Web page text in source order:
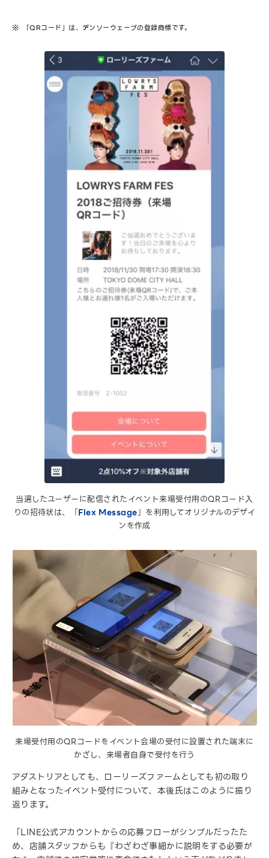
「QRコード」は、デンソーウェーブの登録商標です。
当選したユーザーに配信されたイベント来場受付用のQRコード入
りの招待状は、「Flex Message」を利用してオリジナルのデザイ
ンを作成
来場受付用のQRコードをイベント会場の受付に設置された端末に
かざし、来場者自身で受付を行う
アダストリアとしても、ローリーズファームとしても初の取り
組みとなったイベント受付について、本後氏はこのように振り
返ります。
「LINE公式アカウントからの応募フローがシンプルだったた
め、店舗スタッフからも『わざわざ事細かに説明をする必要が